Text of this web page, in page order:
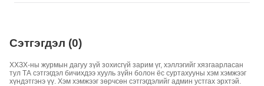
Сэтгэгдэл (0)
ХХЗХ-ны журмын дагуу зүй зохисгүй зарим үг, хэллэгийг хязгаарласан
тул ТА сэтгэгдэл бичихдээ хууль зүйн болон ёс суртахууны хэм хэмжээг
хүндэтгэнэ үү. Хэм хэмжээг зөрчсөн сэтгэгдэлийг админ устгах эрхтэй.